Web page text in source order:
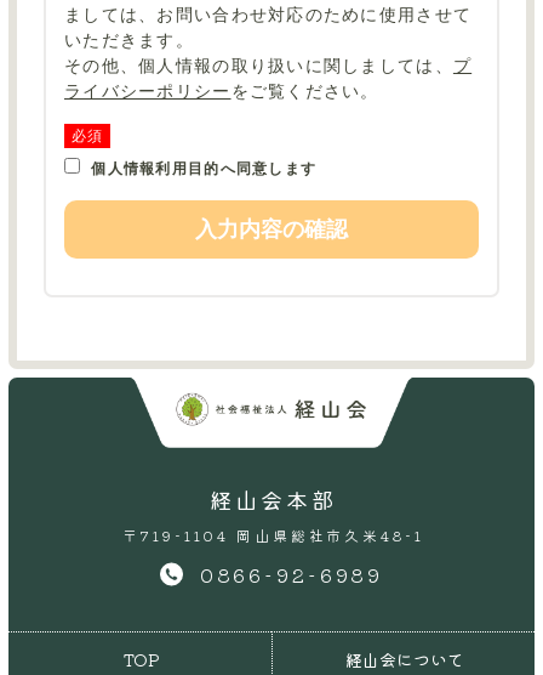
ましては、 お問い合わせ対応のために使用させて
いただきます。
その他、個人情報の取り扱いに関しましては、 プ
ライバシーポリシー をご覧ください。
必須
個人情報利用目的へ同意します
入力内容の確認
経山会本部
〒719-1104 岡山県総社市久米48-1
0866-92-6989
TOP 経山会について